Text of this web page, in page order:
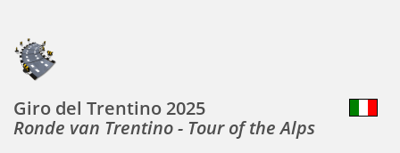
Giro del Trentino 2025
Ronde van Trentino - Tour of the Alps